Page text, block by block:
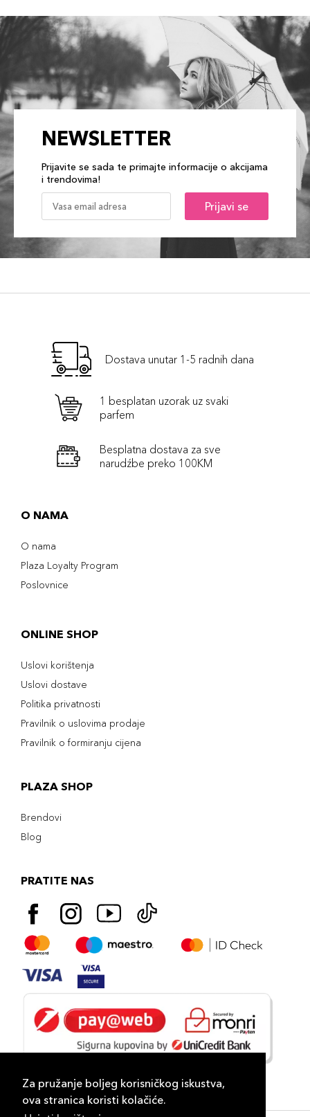
Za pružanje boljeg korisničkog iskustva,
ova stranica koristi kolačiće.
NEWSLETTER
Prijavite se sada te primajte informacije o akcijama
i trendovima!
Prijavi se
Dostava unutar 1-5 radnih dana
1 besplatan uzorak uz svaki
parfem
Besplatna dostava za sve
narudźbe preko 100KM
O NAMA
O nama
Plaza Loyalty Program
Poslovnice
ONLINE SHOP
Uslovi korištenja
Uslovi dostave
Politika privatnosti
Pravilnik o uslovima prodaje
Pravilnik o formiranju cijena
PLAZA SHOP
Brendovi
Blog
PRATITE NAS